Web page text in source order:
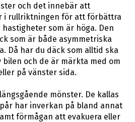
och det innebär att
i rullriktningen för att förbättra
som är höga. Den
som är både asymmetriska
Då har du däck som alltid ska
bilen och de är märkta med om
på vänster sida.
mönster. De kallas
har inverkan på bland annat
förmågan att evakuera eller